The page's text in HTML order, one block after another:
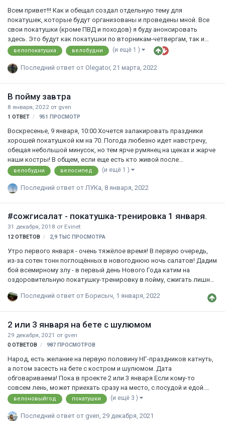
Всем привет!!! Как и обещал создал отдельную тему для
покатушек, которые будут организованы и проведены мной. Все
свои покатушки (кроме ПВД и походов) я буду анонсировать
здесь. Это будут как покатушки по вторникам-четвергам, так и
покатушки по возможности в любой другой день. Здесь будут
установлены определенные правила участия, требования к
участникам, технике, экипировке итд. В каждом анонсе покатушки
поучаствовать должен быть готов терпеть мой хреновый
характер и мои требования. Эта шапка темы будет закреплена и
Последний ответ от Olegator, 21 марта, 2022
велопокатушка велобудни (и ещё 1 )
В пойму завтра
8 января, 2022 от gven
1 ОТВЕТ 951 ПРОСМОТР
Воскресенье, 9 января, 10:00 Хочется залакировать праздники
хорошей покатушкой км на 70. Погода любезно идет навстречу,
обещая небольшой минусок, но тем ярче румянец на щеках и жарче
наши костры! В общем, если еще есть кто живой после
праздничных возлияний, приглашаю. Темп умеренный,
придется туго и скользко) На стоянке костер, чай, маршмеллоу,
личку! Поедем примерно сюда (это рарзвалившаяся дамба, не
знаю, починили ли ее)
Последний ответ от ЛУКа 8 января, 2022
велобудни велосипед (и ещё 1 )
#сожгисалат - покатушка-тренировка 1 января.
31 декабря, 2018 от Evinet
12 ОТВЕТОВ 2,9 ТЫС ПРОСМОТРА
Утро первого января - очень тяжёлое время! В первую очередь,
из-за сотен тонн поглощённых в новогоднюю ночь салатов! Дадим
бой всемирному злу - в первый день Нового Года катим на
оздоровительную покатушку-тренировку в пойму, сжигать лишние
будет проиграна)) Стартуем от ТРЦ Европа в 10:00, не опаздываем -
8-906-400-88-28. Будет замечательно, если в комментах заранее
отпишетесь о своём намерении присутствовать. Начнём Новый
Год активно!
Последний ответ от Борисыч, 1 января, 2022
2 или 3 января на бете с шулюмом
29 декабря, 2021 от gven
0 ОТВЕТОВ 987 ПРОСМОТРОВ
Народ, есть желание на первую половину НГ-праздников катнуть,
а потом засесть на бете с костром и шулюмом. Дата
обговариваема! Пока в проекте 2 или 3 января Если кому-то
совсем лень, может приехать сразу на место, с посудой и едой.
Сейчас хотелось бы понять, есть ли желающие. Пишите в личку или
матоподобные слова, за которые в свое время на форуме было
Последний ответ от gven 29 декабря, 2021
велоновыйгод покатушки (и ещё 3 )